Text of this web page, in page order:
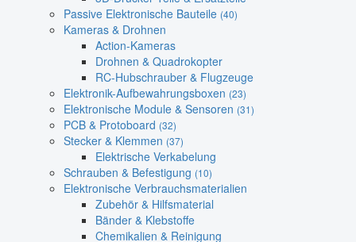
Passive Elektronische Bauteile (40)
Kameras & Drohnen
Action-Kameras
Drohnen & Quadrokopter
RC-Hubschrauber & Flugzeuge
Elektronik-Aufbewahrungsboxen (23)
Elektronische Module & Sensoren (31)
PCB & Protoboard (32)
Stecker & Klemmen (37)
Elektrische Verkabelung
Schrauben & Befestigung (10)
Elektronische Verbrauchsmaterialien
Zubehör & Hilfsmaterial
Bänder & Klebstoffe
Chemikalien & Reinigung